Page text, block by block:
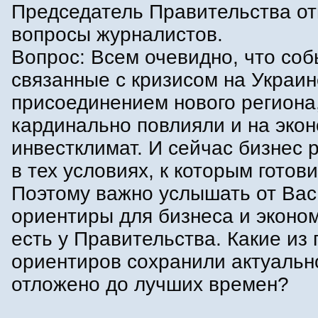
Председатель Правительства
вопросы журналистов.
Вопрос: Всем очевидно, что
связанные с кризисом на
присоединением нового
кардинально повлияли и на
инвестклимат. И сейчас бизнес
в тех условиях, к которым
Поэтому важно услышать от
ориентиры для бизнеса и
есть у Правительства. Какие из
ориентиров сохранили
отложено до лучших времен?